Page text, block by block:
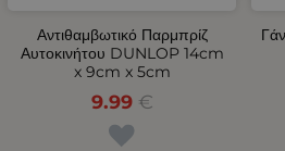
Αντιθαμβωτικό Παρμπρίζ
Αυτοκινήτου DUNLOP 14cm
x 9cm x 5cm
9.99 €